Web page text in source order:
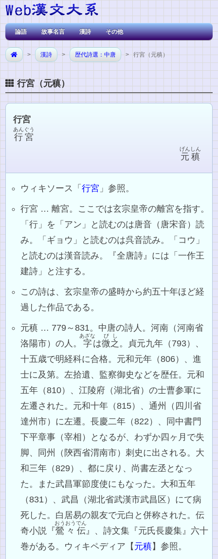
論語 故事名言 漢詩 その他
> 漢詩 > 歴代詩選：中唐 > 行宮（元稹）
行宮（元稹）
行宮
行宮
あんぐう
元稹
げんしん
ウィキソース「行宮 」参照。
行宮 … 離宮。ここでは玄宗皇帝の離宮を指す。
「行」を「アン」と読むのは唐音（唐宋音）読
み。「ギョウ」と読むのは呉音読み。「コウ」
と読むのは漢音読み。『全唐詩』には「一作王
建詩」と注する。
この詩は、玄宗皇帝の盛時から約五十年ほど経
過した作品である。
元稹 … 779～831。中唐の詩人。河南（河南省
洛陽市）の人。
字
あざな
は微之
びし
。貞元九年（793）、
十五歳で明経科に合格。元和元年（806）、進
士に及第。左拾遺、監察御史などを歴任。元和
五年（810）、江陵府（湖北省）の士曹参軍に
左遷された。元和十年（815）、通州（四川省
達州市）に左遷。長慶二年（822）、同中書門
下平章事（宰相）となるが、わずか四ヶ月で失
脚、同州（陝西省渭南市）刺史に出される。大
和三年（829）、都に戻り、尚書左丞となっ
た。また武昌軍節度使にもなった。大和五年
（831）、武昌（湖北省武漢市武昌区）にて病
死した。白居易の親友で元白と併称された。伝
奇小説『鶯々
おうおう
伝
でん
』、詩文集『元氏長慶集』六十
巻がある。ウィキペディア【 元稹】参照。